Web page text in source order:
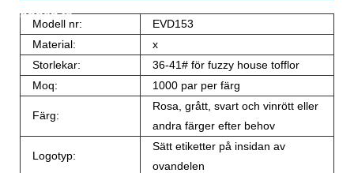
öppen tå
Modell nr:
EVD153
Material:
x
Storlekar:
36-41# för fuzzy house tofflor
Moq:
1000 par per färg
Färg:
Rosa, grått, svart och vinrött eller
andra färger efter behov
Logotyp:
Sätt etiketter på insidan av
ovandelen